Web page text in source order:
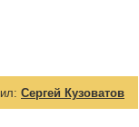
Сергей Кузоватов